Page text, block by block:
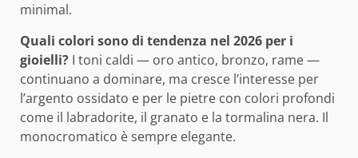
minimal.
Quali colori sono di tendenza nel 2026 per i
gioielli? I toni caldi — oro antico, bronzo, rame —
continuano a dominare, ma cresce l’interesse per
l’argento ossidato e per le pietre con colori profondi
come il labradorite, il granato e la tormalina nera. Il
monocromatico è sempre elegante.